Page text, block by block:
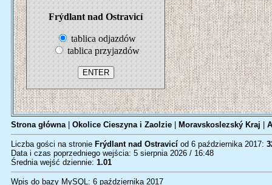
Frýdlant nad Ostravicí
tablica odjazdów
tablica przyjazdów
Strona główna| Okolice Cieszyna i Zaolzie Moravskoslezský Kraj
Liczba gości na stronie Frýdlant nad Ostravicí od 6 października 2017:
Data i czas poprzedniego wejścia: 5 sierpnia 2026 / 16:48
Średnia wejść dziennie: 1.01
Wpis do bazy MySQL: 6 października 2017